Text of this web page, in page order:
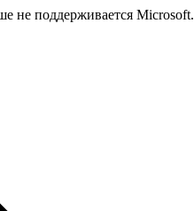
не поддерживается Microsoft.